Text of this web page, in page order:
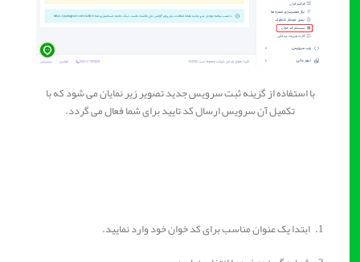
با استفاده از گزینه ثبت سرویس جدید تصویر زیر نمایان می شود که با
تکمیل آن سرویس ارسال کد تایید برای شما فعال می گردد.